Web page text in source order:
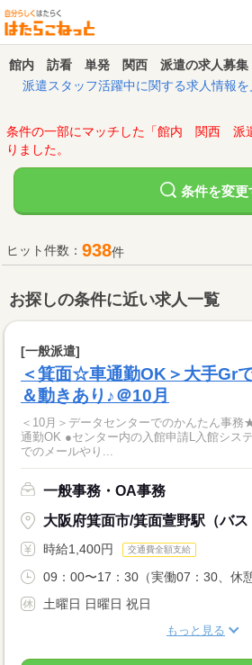
館内 訪看 単発 関西 派遣の求人募集
派遣スタッフ活躍中に関する求人情報を
条件の一部にマッチした「館内 関西 派
りました。
条件を変更
ヒット件数： 938件
お探しの条件に近い求人一覧
[一般派遣]
＜箕面☆車通勤OK＞大手Gr
＆動きあり♪＠10月
＜10月＞データセンターでのかんたん事
通勤OK ●センター内の入館申請L入館システムが英語仕様のため英語
でのメールやり...
一般事務・OA事務
大阪府箕面市/箕面萱野駅（バス
時給1,400円 交通費全額支給
09：00〜17：30（実働07：30、休
土曜日 日曜日 祝日
もっと見る